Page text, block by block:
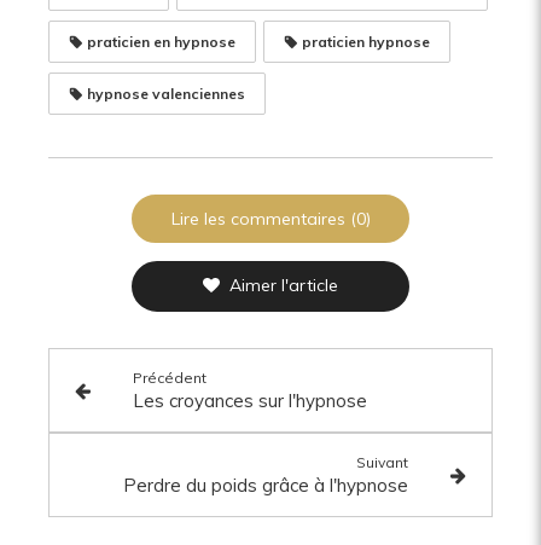
praticien en hypnose praticien hypnose
hypnose valenciennes
Lire les commentaires (0)
Aimer l'article
Précédent
Les croyances sur l'hypnose
Suivant
Perdre du poids grâce à l'hypnose